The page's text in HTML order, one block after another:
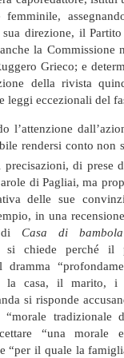
femminile,
direzione, il
la Commissione
Grieco; e
della rivista
leggi eccezionali del
l’attenzione
rendersi conto non
di prese
di Pagliai, ma
delle sue
in una
di Casa di bambola
si chiede perché il
la casa, il marito,
si risponde
“morale tradizionale
“una morale
“per il quale la